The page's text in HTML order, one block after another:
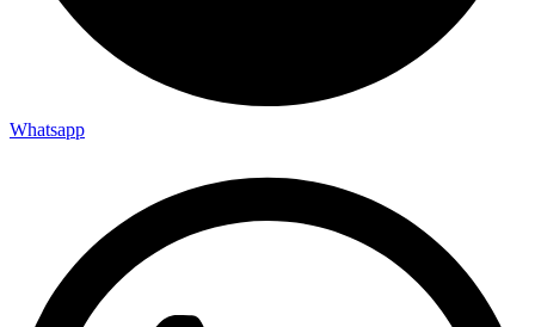
Whatsapp